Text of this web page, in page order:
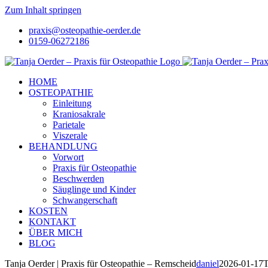
Zum Inhalt springen
praxis@osteopathie-oerder.de
0159-06272186
HOME
OSTEOPATHIE
Einleitung
Kraniosakrale
Parietale
Viszerale
BEHANDLUNG
Vorwort
Praxis für Osteopathie
Beschwerden
Säuglinge und Kinder
Schwangerschaft
KOSTEN
KONTAKT
ÜBER MICH
BLOG
Tanja Oerder | Praxis für Osteopathie – Remscheiddaniel2026-01-